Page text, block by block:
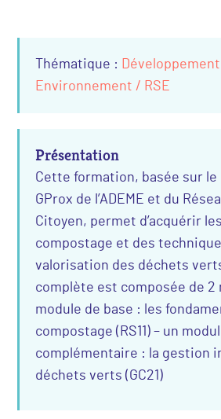
Thématique :
Environnement / RSE
Présentation
Cette formation, basée sur
GProx de l’ADEME et du
Citoyen, permet d’acquérir
compostage et des
valorisation des déchets
complète est composée de 2
module de base : les
compostage (RS11) – un
complémentaire : la gestion
déchets verts (GC21)